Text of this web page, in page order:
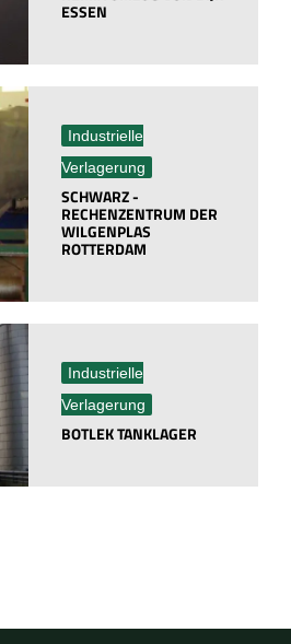
ESSEN
Industrielle
Verlagerung
SCHWARZ -
RECHENZENTRUM DER
WILGENPLAS
ROTTERDAM
Industrielle
Verlagerung
BOTLEK TANKLAGER